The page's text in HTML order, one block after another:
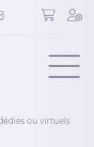
Menu
ou virtuels